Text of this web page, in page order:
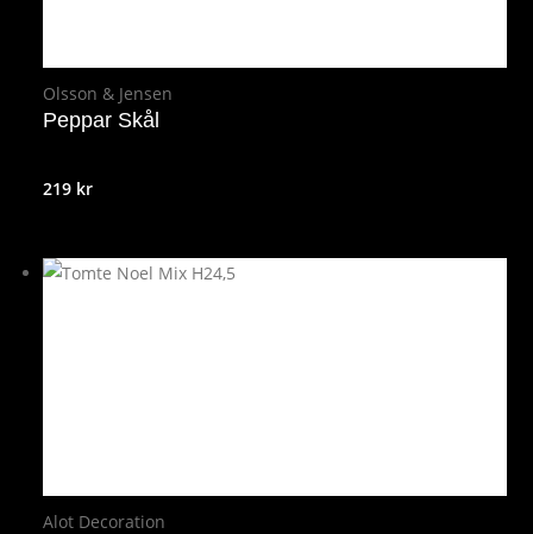
Olsson & Jensen
Peppar Skål
219 kr
Alot Decoration